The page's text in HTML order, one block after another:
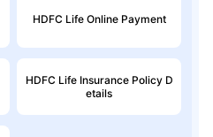
HDFC Life Online Payment
HDFC Life Insurance Policy D
etails